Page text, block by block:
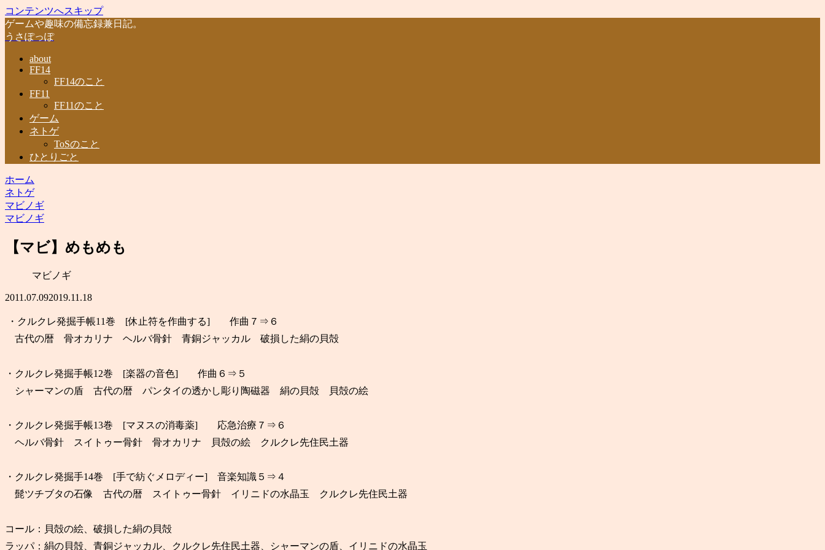
コンテンツへスキップ
ゲームや趣味の備忘録兼日記。
うさぽっぽ
about
FF14
FF14のこと
FF11
FF11のこと
ゲーム
ネトゲ
ToSのこと
ひとりごと
ホーム
ネトゲ
マビノギ
マビノギ
【マビ】めもめも
マビノギ
2011.07.092019.11.18
・クルクレ発掘手帳11巻 [休止符を作曲する] 作曲７⇒６
古代の暦 骨オカリナ ヘルバ骨針 青銅ジャッカル 破損した絹の貝殻
・クルクレ発掘手帳12巻 [楽器の音色] 作曲６⇒５
シャーマンの盾 古代の暦 パンタイの透かし彫り陶磁器 絹の貝殻 貝殻の絵
・クルクレ発掘手帳13巻 [マヌスの消毒薬] 応急治療７⇒６
ヘルバ骨針 スイトゥー骨針 骨オカリナ 貝殻の絵 クルクレ先住民土器
・クルクレ発掘手14巻 [手で紡ぐメロディー] 音楽知識５⇒４
髭ツチブタの石像 古代の暦 スイトゥー骨針 イリニドの水晶玉 クルクレ先住民土器
コール：貝殻の絵、破損した絹の貝殻
ラッパ：絹の貝殻、青銅ジャッカル、クルクレ先住民土器、シャーマンの盾、イリニドの水晶玉